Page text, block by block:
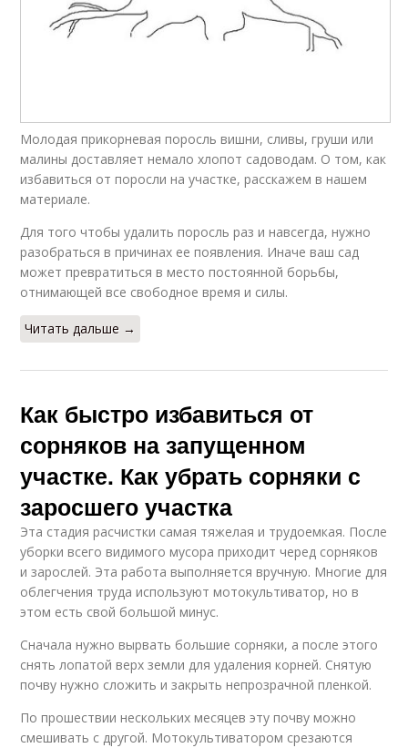
Молодая прикорневая поросль вишни, сливы, груши или
малины доставляет немало хлопот садоводам. О том, как
избавиться от поросли на участке, расскажем в нашем
материале.
Для того чтобы удалить поросль раз и навсегда, нужно
разобраться в причинах ее появления. Иначе ваш сад
может превратиться в место постоянной борьбы,
отнимающей все свободное время и силы.
Читать дальше →
Как быстро избавиться от
сорняков на запущенном
участке. Как убрать сорняки с
заросшего участка
Эта стадия расчистки самая тяжелая и трудоемкая. После
уборки всего видимого мусора приходит черед сорняков
и зарослей. Эта работа выполняется вручную. Многие для
облегчения труда используют мотокультиватор, но в
этом есть свой большой минус.
Сначала нужно вырвать большие сорняки, а после этого
снять лопатой верх земли для удаления корней. Снятую
почву нужно сложить и закрыть непрозрачной пленкой.
По прошествии нескольких месяцев эту почву можно
смешивать с другой. Мотокультиватором срезаются